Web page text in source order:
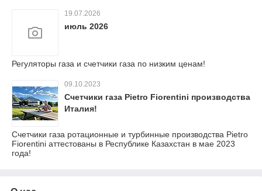
19.07.2026
июль 2026
Регуляторы газа и счетчики газа по низким ценам!
09.10.2023
Счетчики газа Pietro Fiorentini производства
Италия!
Счетчики газа ротационные и турбинные производства Pietro
Fiorentini аттестованы в Республике Казахстан в мае 2023
года!